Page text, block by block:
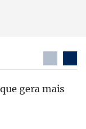
gera mais